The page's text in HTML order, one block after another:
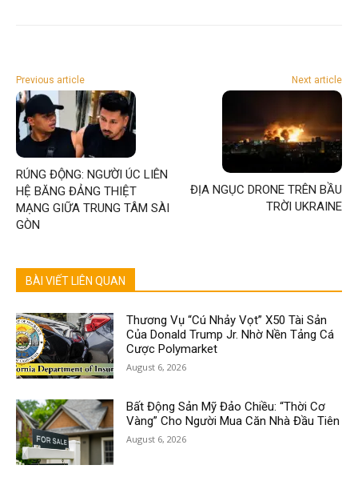
Previous article
RÚNG ĐỘNG: NGƯỜI ÚC LIÊN
HỆ BĂNG ĐẢNG THIỆT
MẠNG GIỮA TRUNG TÂM SÀI
GÒN
Next article
ĐỊA NGỤC DRONE TRÊN BẦU
TRỜI UKRAINE
BÀI VIẾT LIÊN QUAN
Thương Vụ “Cú Nhảy Vọt” X50 Tài Sản
Của Donald Trump Jr. Nhờ Nền Tảng Cá
Cược Polymarket
August 6, 2026
Bất Động Sản Mỹ Đảo Chiều: “Thời Cơ
Vàng” Cho Người Mua Căn Nhà Đầu Tiên
August 6, 2026